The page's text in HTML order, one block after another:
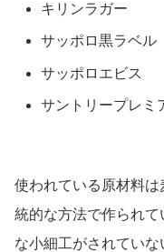
キリンラガー
サッポロ黒ラベル
サッポロエビス
サントリープレミ
使われている原材料
統的な方法で作られ
な小細工がされてい